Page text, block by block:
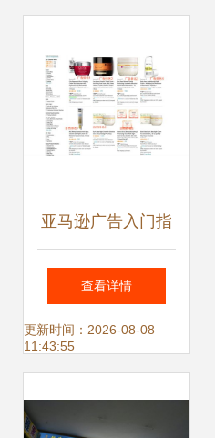
亚马逊广告入门指
南 解析排名机制与
高效投放策略
查看详情
更新时间：2026-08-08
11:43:55